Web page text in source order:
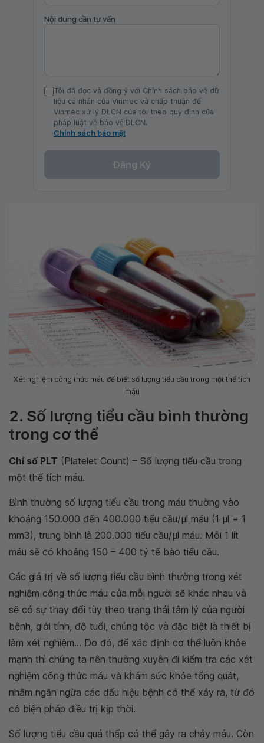
Nội dung cần tư vấn
Tôi đã đọc và đồng ý với Chính sách bảo vệ dữ
liệu cá nhân của Vinmec và chấp thuận để
Vinmec xử lý DLCN của tôi theo quy định của
pháp luật về bảo vệ DLCN.
Chính sách bảo mật
Đăng Ký
Xét nghiệm công thức máu để biết số lượng tiểu cầu trong một thể tích
máu
2. Số lượng tiểu cầu bình thường
trong cơ thể
Chỉ số PLT (Platelet Count) – Số lượng tiểu cầu trong
một thể tích máu.
Bình thường số lượng tiểu cầu trong máu thường vào
khoảng 150.000 đến 400.000 tiểu cầu/μl máu (1 μl = 1
mm3), trung bình là 200.000 tiểu cầu/μl máu. Mỗi 1 lít
máu sẽ có khoảng 150 – 400 tỷ tế bào tiểu cầu.
Các giá trị về số lượng tiểu cầu bình thường trong xét
nghiệm công thức máu của mỗi người sẽ khác nhau và
sẽ có sự thay đổi tùy theo trạng thái tâm lý của người
bệnh, giới tính, độ tuổi, chủng tộc và đặc biệt là thiết bị
làm xét nghiệm... Do đó, để xác định cơ thể luôn khỏe
mạnh thì chúng ta nên thường xuyên đi kiểm tra các xét
nghiệm công thức máu và khám sức khỏe tổng quát,
nhằm ngăn ngừa các dấu hiệu bệnh có thể xảy ra, từ đó
có biện pháp điều trị kịp thời.
Số lượng tiểu cầu quá thấp có thể gây ra chảy máu. Còn